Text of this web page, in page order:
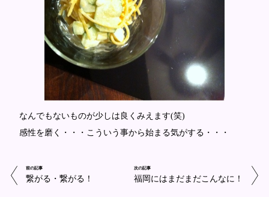
なんでもないものが少しは良くみえます(笑)
感性を磨く・・・こういう事から始まる気がする・・・
前の記事
繋がる・繋がる！
次の記事
福岡にはまだまだこんなに！